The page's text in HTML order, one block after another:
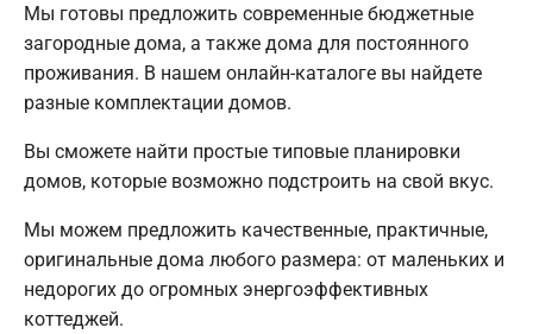
Мы готовы предложить современные бюджетные
загородные дома, а также дома для постоянного
проживания. В нашем онлайн-каталоге вы найдете
разные комплектации домов.
Вы сможете найти простые типовые планировки
домов, которые возможно подстроить на свой вкус.
Мы можем предложить качественные, практичные,
оригинальные дома любого размера: от маленьких и
недорогих до огромных энергоэффективных
коттеджей.